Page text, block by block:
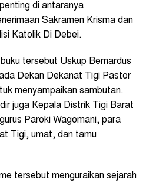
di antaranya
Sakramen Krisma dan
Katolik Di Debei.
tersebut Uskup Bernardus
Dekan Dekanat Tigi Pastor
menyampaikan sambutan.
juga Kepala Distrik Tigi Barat
Paroki Wagomani, para
Tigi, umat, dan tamu
tersebut menguraikan sejarah